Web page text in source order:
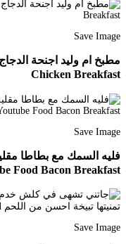
Save Image
Chicken Breakfast
Save Image
فليه السمك مع بطاطا
Food Bacon Breakfast
Save Image